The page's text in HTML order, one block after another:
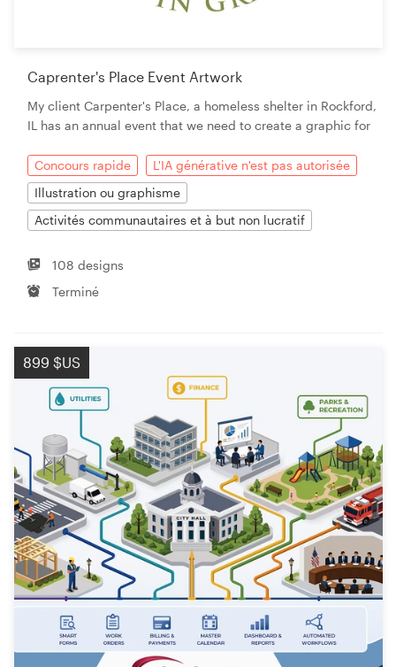
Caprenter's Place Event Artwork
My client Carpenter's Place, a homeless shelter in Rockford,
IL has an annual event that we need to create a graphic for
Concours rapide
L'IA générative n'est pas autorisée
Illustration ou graphisme
Activités communautaires et à but non lucratif
108 designs
Terminé
899 $US